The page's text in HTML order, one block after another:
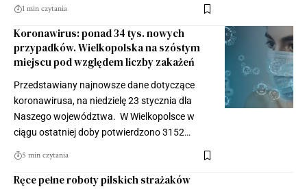
1 min czytania
Koronawirus: ponad 34 tys. nowych
przypadków. Wielkopolska na szóstym
miejscu pod względem liczby zakażeń
Przedstawiany najnowsze dane dotyczące
koronawirusa, na niedzielę 23 stycznia dla
Naszego województwa. W Wielkopolsce w
ciągu ostatniej doby potwierdzono 3152…
5 min czytania
Ręce pełne roboty pilskich strażaków